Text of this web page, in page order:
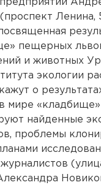
Ленина,
пещерных
и животных
экологии
о
мире
найденные
проблемы